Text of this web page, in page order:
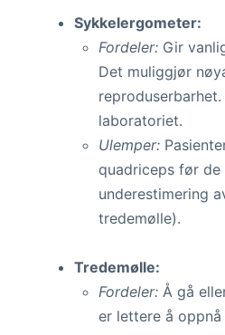
Sykkelergometer:
Fordeler: Gir
Det muliggjør
laboratoriet.
Ulemper:
quadriceps før de
underestimering
tredemølle).
Tredemølle:
Fordeler: Å gå
er lettere å